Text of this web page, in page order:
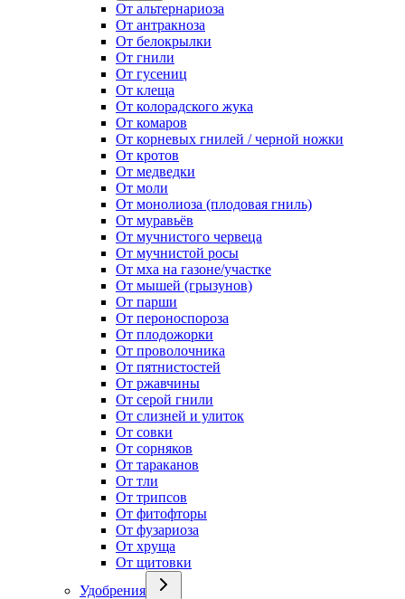
От альтернариоза
От антракноза
От белокрылки
От гнили
От гусениц
От клеща
От колорадского жука
От комаров
От корневых гнилей / черной ножки
От кротов
От медведки
От моли
От монолиоза (плодовая гниль)
От муравьёв
От мучнистого червеца
От мучнистой росы
От мха на газоне/участке
От мышей (грызунов)
От парши
От пероноспороза
От плодожорки
От проволочника
От пятнистостей
От ржавчины
От серой гнили
От слизней и улиток
От совки
От сорняков
От тараканов
От тли
От трипсов
От фитофторы
От фузариоза
От хруща
От щитовки
Удобрения